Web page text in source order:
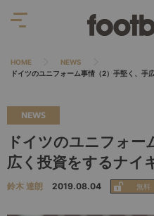
HOME
NEWS
ドイツのユニフォーム事情（2）手堅く、手
NEWS
ドイツのユニフォー
広く投資をするナイ
鈴木 達朗 2019.08.04